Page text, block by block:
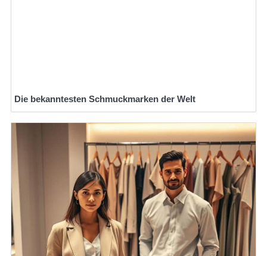
Die bekanntesten Schmuckmarken der Welt